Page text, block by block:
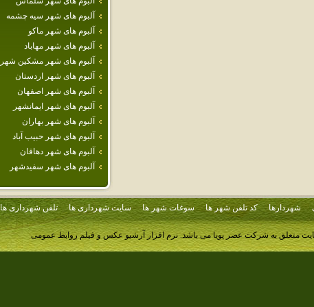
آلبوم های شهر سيه چشمه
آلبوم های شهر ماكو
آلبوم های شهر مهاباد
آلبوم های شهر مشكين شهر
آلبوم های شهر اردستان
آلبوم های شهر اصفهان
آلبوم های شهر ايمانشهر
آلبوم های شهر بهاران
آلبوم های شهر حبيب آباد
آلبوم های شهر دهاقان
آلبوم های شهر سفيدشهر
شهردارها کد تلفن شهر ها سوغات شهر ها سایت شهرداری ها تلفن شهرداری ها
متعلق به شرکت عصر پویا می باشد.نرم افزار آرشیو عکس و فیلم روابط عمومی